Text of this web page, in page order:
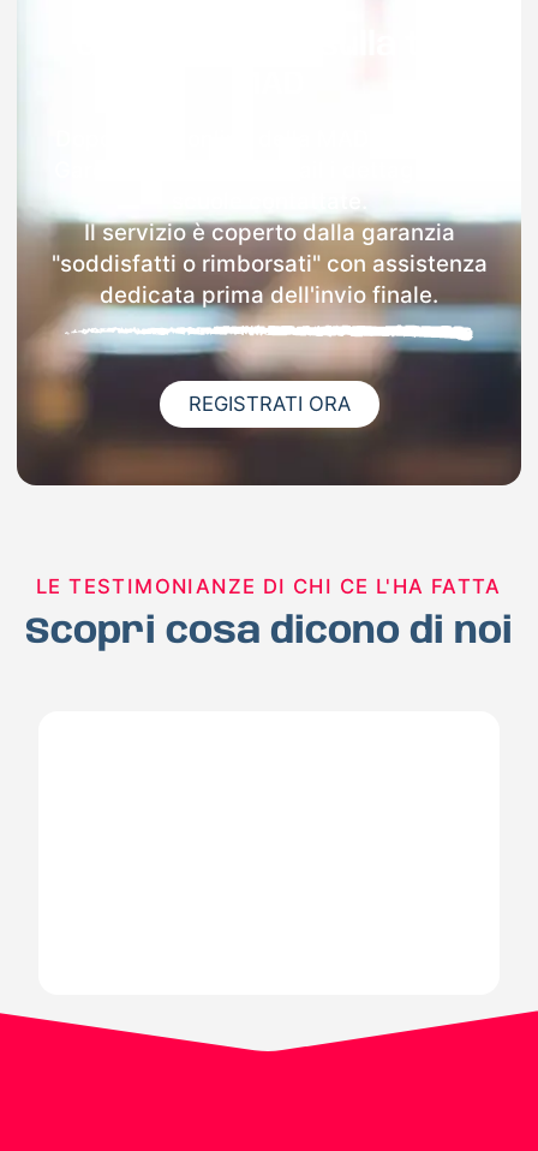
Il servizio è coperto dalla garanzia
"soddisfatti o rimborsati" con assistenza
dedicata prima dell'invio finale.
REGISTRATI ORA
LE TESTIMONIANZE DI CHI CE L'HA FATTA
Scopri cosa dicono di noi